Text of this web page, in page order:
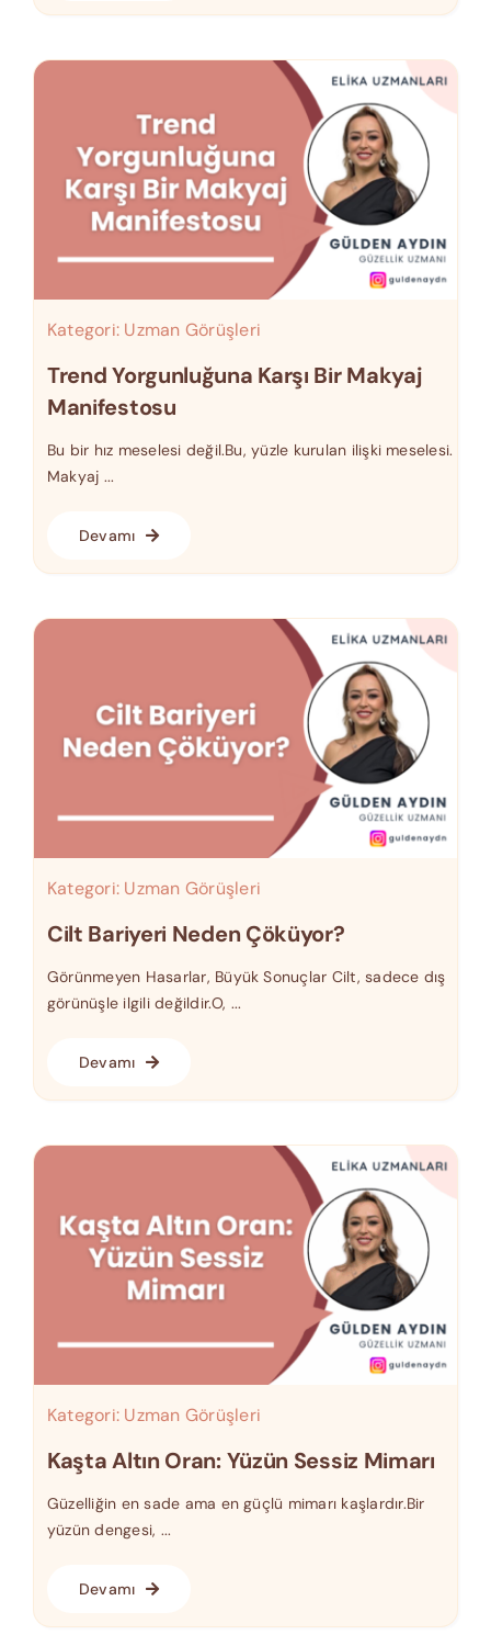
Kategori: Uzman Görüşleri
Trend Yorgunluğuna Karşı Bir Makyaj
Manifestosu
Bu bir hız meselesi değil.Bu, yüzle kurulan ilişki meselesi.
Makyaj ...
Devamı
Kategori: Uzman Görüşleri
Cilt Bariyeri Neden Çöküyor?
Görünmeyen Hasarlar, Büyük Sonuçlar Cilt, sadece dış
görünüşle ilgili değildir.O, ...
Devamı
Kategori: Uzman Görüşleri
Kaşta Altın Oran: Yüzün Sessiz Mimarı
Güzelliğin en sade ama en güçlü mimarı kaşlardır.Bir
yüzün dengesi, ...
Devamı